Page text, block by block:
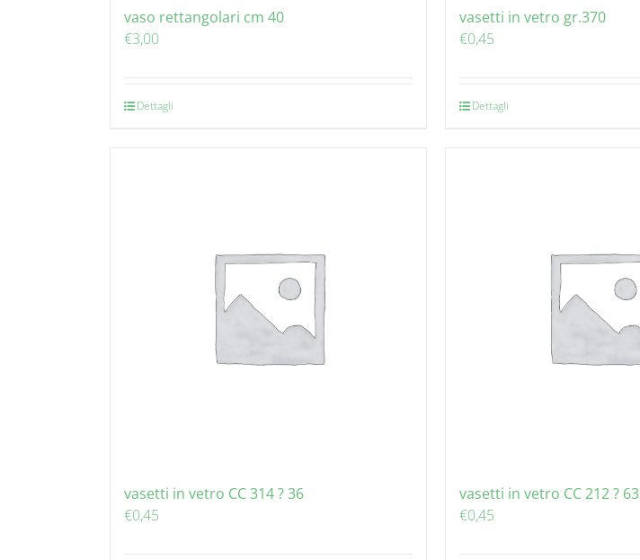
vaso rettangolari cm 40
€3,00
Dettagli
vasetti in vetro gr.370
€0,45
Dettagli
vasetti in vetro CC 314 ? 36
€0,45
vasetti in vetro CC 212 ? 63
€0,45